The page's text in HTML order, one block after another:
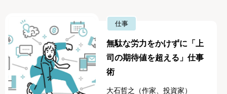
仕事
無駄な労力をかけずに「上
司の期待値を超える」仕事
術
大石哲之（作家、投資家）